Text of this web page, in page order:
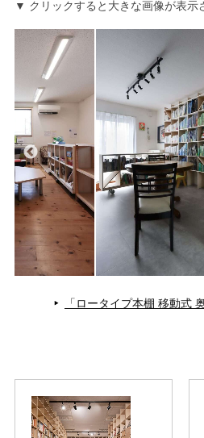
▼ クリックすると大きな画像が表示
「ロータイプ本棚 移動式